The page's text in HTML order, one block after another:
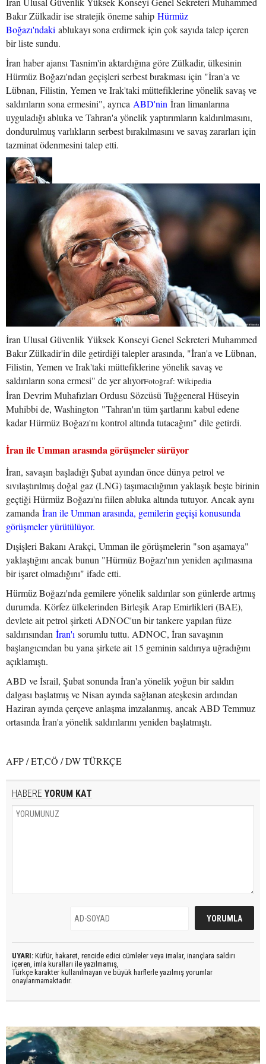
Bakır Zülkadir ise stratejik öneme sahip Hürmüz
Boğazı'ndaki ablukayı sona erdirmek için çok sayıda talep içeren
bir liste sundu.
İran haber ajansı Tasnim'in aktardığına göre Zülkadir, ülkesinin
Hürmüz Boğazı'ndan geçişleri serbest bırakması için "İran'a ve
Lübnan, Filistin, Yemen ve Irak'taki müttefiklerine yönelik savaş ve
saldırıların sona ermesini", ayrıca ABD'nin İran limanlarına
uyguladığı abluka ve Tahran'a yönelik yaptırımların kaldırılmasını,
dondurulmuş varlıkların serbest bırakılmasını ve savaş zararları için
tazminat ödenmesini talep etti.
İran Ulusal Güvenlik Yüksek Konseyi Genel Sekreteri Muhammed
Bakır Zülkadir'in dile getirdiği talepler arasında, "İran'a ve Lübnan,
Filistin, Yemen ve Irak'taki müttefiklerine yönelik savaş ve
saldırıların sona ermesi" de yer alıyorFotoğraf: Wikipedia
İran Devrim Muhafızları Ordusu Sözcüsü Tuğgeneral Hüseyin
Muhibbi de, Washington "Tahran'ın tüm şartlarını kabul edene
kadar Hürmüz Boğazı'nı kontrol altında tutacağını" dile getirdi.
İran ile Umman arasında görüşmeler sürüyor
İran, savaşın başladığı Şubat ayından önce dünya petrol ve
sıvılaştırılmış doğal gaz (LNG) taşımacılığının yaklaşık beşte birinin
geçtiği Hürmüz Boğazı'nı fiilen abluka altında tutuyor. Ancak aynı
zamanda İran ile Umman arasında, gemilerin geçişi konusunda
görüşmeler yürütülüyor.
Dışişleri Bakanı Arakçi, Umman ile görüşmelerin "son aşamaya"
yaklaştığını ancak bunun "Hürmüz Boğazı'nın yeniden açılmasına
bir işaret olmadığını" ifade etti.
Hürmüz Boğazı'nda gemilere yönelik saldırılar son günlerde artmış
durumda. Körfez ülkelerinden Birleşik Arap Emirlikleri (BAE),
devlete ait petrol şirketi ADNOC'un bir tankere yapılan füze
saldırısından İran'ı sorumlu tuttu. ADNOC, İran savaşının
başlangıcından bu yana şirkete ait 15 geminin saldırıya uğradığını
açıklamıştı.
ABD ve İsrail, Şubat sonunda İran'a yönelik yoğun bir saldırı
dalgası başlatmış ve Nisan ayında sağlanan ateşkesin ardından
Haziran ayında çerçeve anlaşma imzalanmış, ancak ABD Temmuz
ortasında İran'a yönelik saldırılarını yeniden başlatmıştı.
AFP / ET,CÖ / DW TÜRKÇE
HABERE YORUM KAT
UYARI: Küfür, hakaret, rencide edici cümleler veya imalar, inançlara saldırı
içeren, imla kuralları ile yazılmamış,
Türkçe karakter kullanılmayan ve büyük harflerle yazılmış yorumlar
onaylanmamaktadır.